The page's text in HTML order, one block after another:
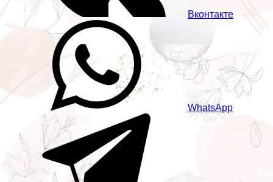
Вконтакте
WhatsApp